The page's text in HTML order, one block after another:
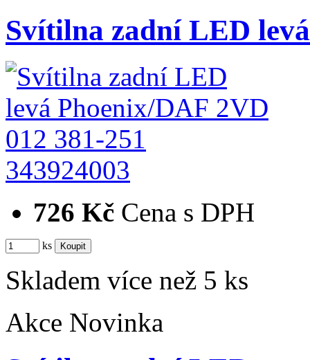
Svítilna zadní LED
343924003
726 Kč Cena s DPH
ks
Skladem více než 5 ks
Akce Novinka